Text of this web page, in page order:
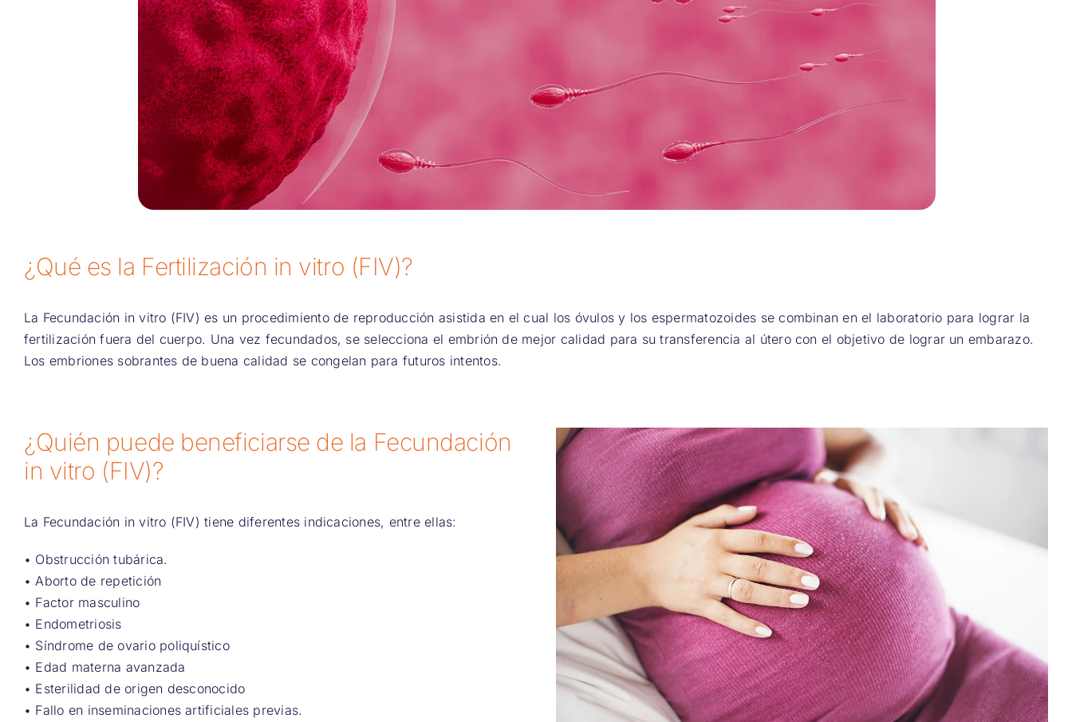
¿Qué es la Fertilización in vitro (FIV)?
La Fecundación in vitro (FIV) es un procedimiento de reproducción asistida en el cual los óvulos y los espermatozoides se combinan en el laboratorio para lograr la
fertilización fuera del cuerpo. Una vez fecundados, se selecciona el embrión de mejor calidad para su transferencia al útero con el objetivo de lograr un embarazo.
Los embriones sobrantes de buena calidad se congelan para futuros intentos.
¿Quién puede beneficiarse de la Fecundación
in vitro (FIV)?
La Fecundación in vitro (FIV) tiene diferentes indicaciones, entre ellas:
• Obstrucción tubárica.
• Aborto de repetición
• Factor masculino
• Endometriosis
• Síndrome de ovario poliquístico
• Edad materna avanzada
• Esterilidad de origen desconocido
• Fallo en inseminaciones artificiales previas.